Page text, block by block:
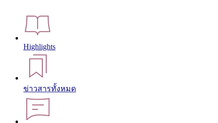
Highlights
ข่าวสารทั้งหมด